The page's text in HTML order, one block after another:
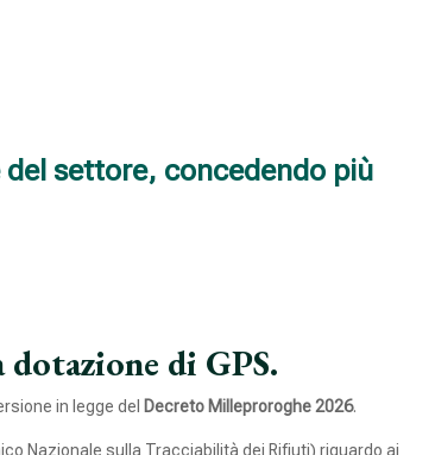
settore, concedendo più
dotazione di GPS.
in legge del Decreto Milleproroghe 2026.
Nazionale sulla Tracciabilità dei Rifiuti) riguardo ai